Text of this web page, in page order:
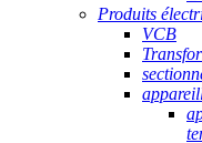
Produits
VCB